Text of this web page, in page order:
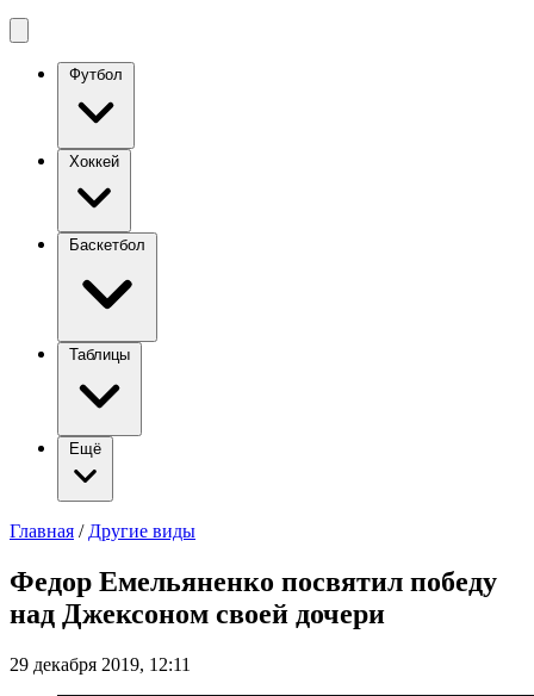
Футбол
Хоккей
Баскетбол
Таблицы
Ещё
Главная / Другие виды
Федор Емельяненко посвятил победу
над Джексоном своей дочери
29 декабря 2019, 12:11